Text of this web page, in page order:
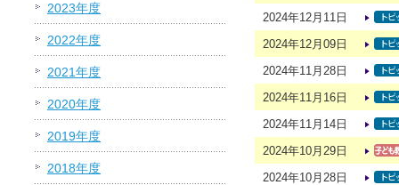
2023年度
2022年度
2021年度
2020年度
2019年度
2018年度
2024年12月11日
2024年12月09日
2024年11月28日
2024年11月16日
2024年11月14日
2024年10月29日
2024年10月28日